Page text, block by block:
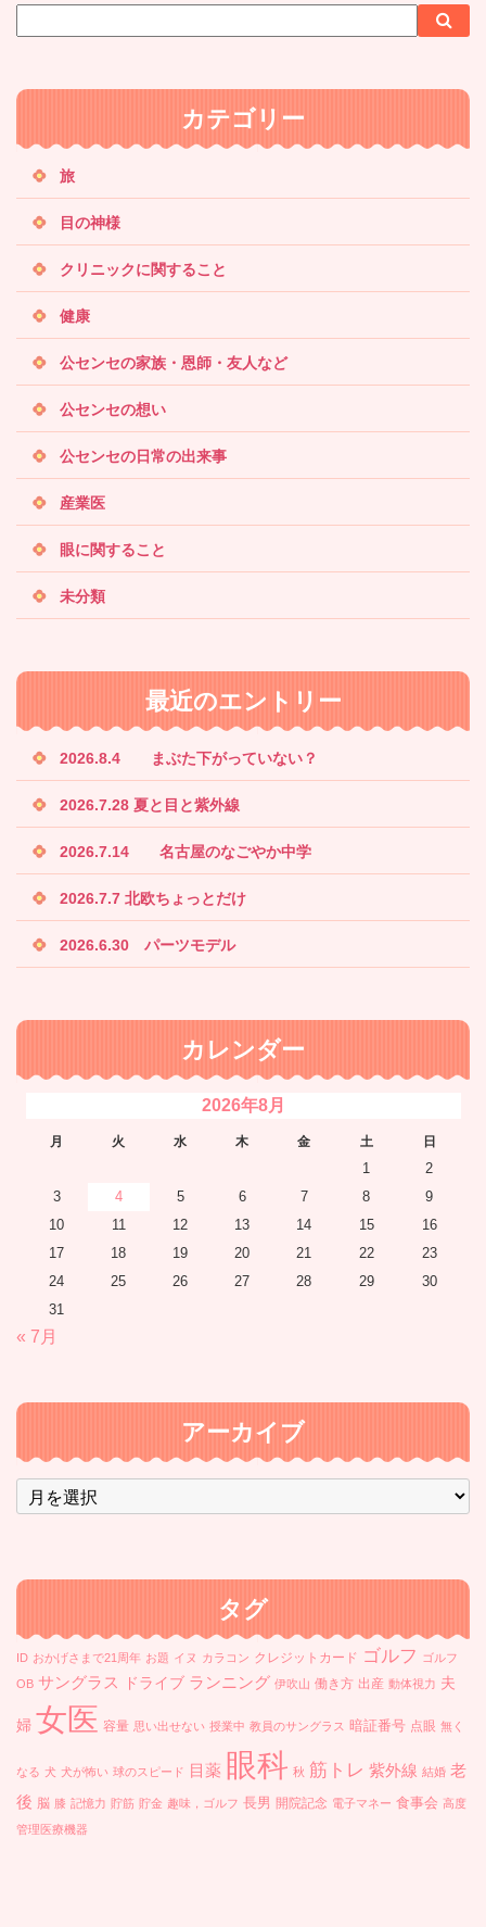
イ
内
索
索
カテゴリー
旅
目の神様
クリニックに関すること
健康
公センセの家族・恩師・友人など
公センセの想い
公センセの日常の出来事
産業医
眼に関すること
未分類
最近のエントリー
2026.8.4 まぶた下がっていない？
2026.7.28 夏と目と紫外線
2026.7.14 名古屋のなごやか中学
2026.7.7 北欧ちょっとだけ
2026.6.30 パーツモデル
カレンダー
2026年8月
月 火 水 木 金 土 日
1
2
3
4 5 6 7 8
9
10
11 12 13 14 15
16
17
18 19 20 21 22
23
24
25 26 27 28 29
30
31
« 7月
アーカイブ
ア
ー
ブ
タグ
ID おかげさまで21周年 お題 イヌ カラコン クレジットカード ゴルフ ゴルフ
OB サングラス ドライブ ランニング 伊吹山 働き方 出産 動体視力 夫
婦 女医 容量 思い出せない 授業中 教員のサングラス 暗証番号 点眼 無く
なる 犬 犬が怖い 球のスピード 目薬 眼科 秋 筋トレ 紫外線 結婚 老
後 脳 膝 記憶力 貯筋 貯金 趣味，ゴルフ 長男 開院記念 電子マネー 食事会 高度
管理医療機器